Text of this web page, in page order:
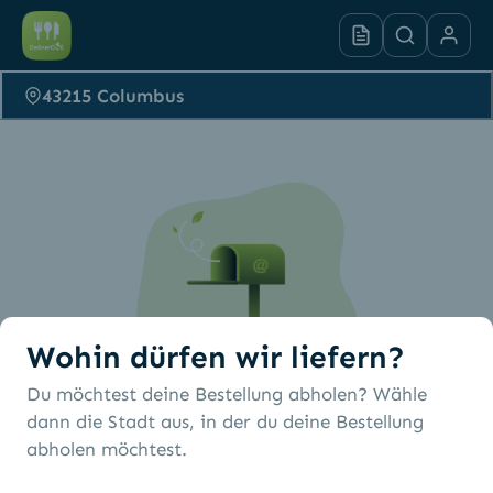
43215 Columbus
Es wurden keine
Wohin dürfen wir liefern?
Du möchtest deine Bestellung abholen? Wähle
dann die Stadt aus, in der du deine Bestellung
abholen möchtest.